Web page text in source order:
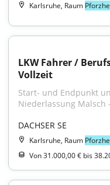
Karlsruhe, Raum
LKW Fahrer /
Vollzeit
Start- und Endpunkt
Niederlassung Malsch
DACHSER SE
Karlsruhe, Raum
Von 31.000,00 € bis